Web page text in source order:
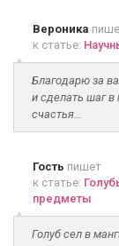
Вероника
к статье:
Благодарю за
и сделать шаг
счастья...
Гость пишет
к статье:
предметы
Голуб сел в